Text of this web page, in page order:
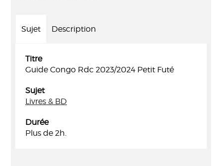
Sujet Description
Titre
Guide Congo Rdc 2023/2024 Petit Futé
Sujet
Livres & BD
Durée
Plus de 2h.